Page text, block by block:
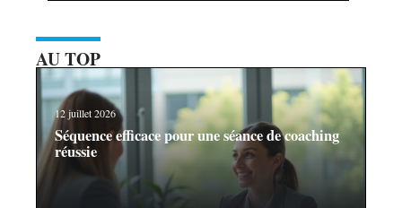
AU TOP
12 juillet 2026
Séquence efficace pour une séance de coaching
réussie